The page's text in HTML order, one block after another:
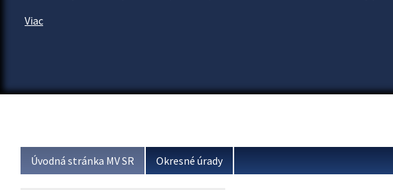
Viac
Úvodná stránka MV SR Okresné úrady